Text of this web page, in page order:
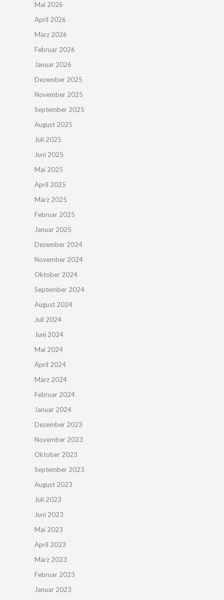
Mai 2026
April 2026
März 2026
Februar 2026
Januar 2026
Dezember 2025
November 2025
September 2025
August 2025
Juli 2025
Juni 2025
Mai 2025
April 2025
März 2025
Februar 2025
Januar 2025
Dezember 2024
November 2024
Oktober 2024
September 2024
August 2024
Juli 2024
Juni 2024
Mai 2024
April 2024
März 2024
Februar 2024
Januar 2024
Dezember 2023
November 2023
Oktober 2023
September 2023
August 2023
Juli 2023
Juni 2023
Mai 2023
April 2023
März 2023
Februar 2023
Januar 2023